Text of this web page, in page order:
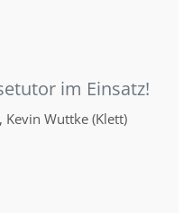
im Einsatz!
Kevin Wuttke (Klett)